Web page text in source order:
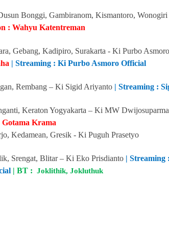
Bonggi, Gambiranom, Kismantoro,
: Wahyu Katentreman
Gebang, Kadipiro, Surakarta - Ki Purbo Asmoro
| Streaming : Ki Purbo Asmoro Official
Rembang – Ki Sigid Ariyanto | Streaming :
Keraton Yogyakarta – Ki MW
Krama
Kedamean, Gresik - Ki Puguh Prasetyo
Srengat, Blitar – Ki Eko Prisdianto | Streaming
| BT : Joklithik, Jokluthuk